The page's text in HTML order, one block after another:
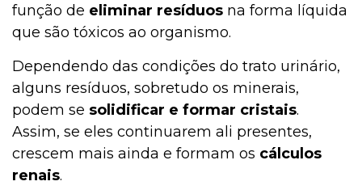
função de eliminar resíduos na forma líquida
que são tóxicos ao organismo.
Dependendo das condições do trato urinário,
alguns resíduos, sobretudo os minerais,
podem se solidificar e formar cristais.
Assim, se eles continuarem ali presentes,
crescem mais ainda e formam os cálculos
renais.